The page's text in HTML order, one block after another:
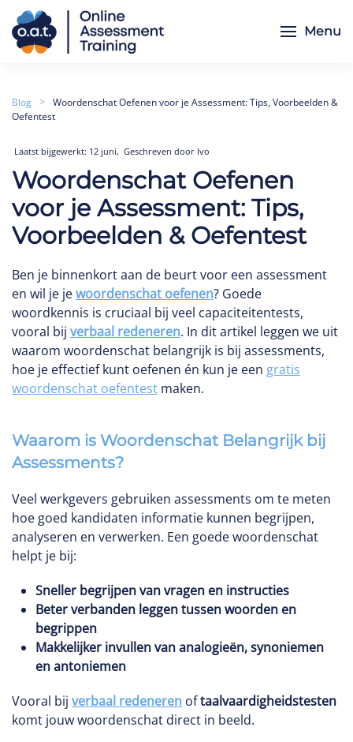
Skip to main content
Menu
Blog
Woordenschat Oefenen voor je Assessment: Tips, Voorbeelden &
Oefentest
Laatst bijgewerkt: 12 juni, Geschreven door Ivo
Woordenschat Oefenen
voor je Assessment: Tips,
Voorbeelden & Oefentest
Ben je binnenkort aan de beurt voor een assessment
en wil je jewoordenschat oefenen? Goede
woordkennis is cruciaal bij veel capaciteitentests,
vooral bij verbaal redeneren. In dit artikel leggen we uit
waarom woordenschat belangrijk is bij assessments,
hoe je effectief kunt oefenen én kun je een gratis
woordenschat oefentest maken.
Waarom is Woordenschat Belangrijk bij
Assessments?
Veel werkgevers gebruiken assessments om te meten
hoe goed kandidaten informatie kunnen begrijpen,
analyseren en verwerken. Een goede woordenschat
helpt je bij:
Sneller begrijpen van vragen en instructies
Beter verbanden leggen tussen woorden en
begrippen
Makkelijker invullen van analogieën, synoniemen
en antoniemen
Vooral bij verbaal redeneren oftaalvaardigheidstesten
komt jouw woordenschat direct in beeld.